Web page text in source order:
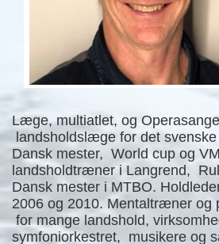
Læge, multiatlet, og
landsholdslæge for det
Dansk mester, World cup og
landsholdtræner i Langrend,
Dansk mester i MTBO.
2006 og 2010. Mentaltræner og
for mange landshold,
symfoniorkestret, musikere og